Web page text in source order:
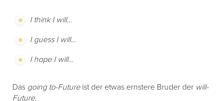
I think I will…
I guess I will…
I hope I will…
Das going to-Futureist der etwas ernstere Bruder der will-
Future.